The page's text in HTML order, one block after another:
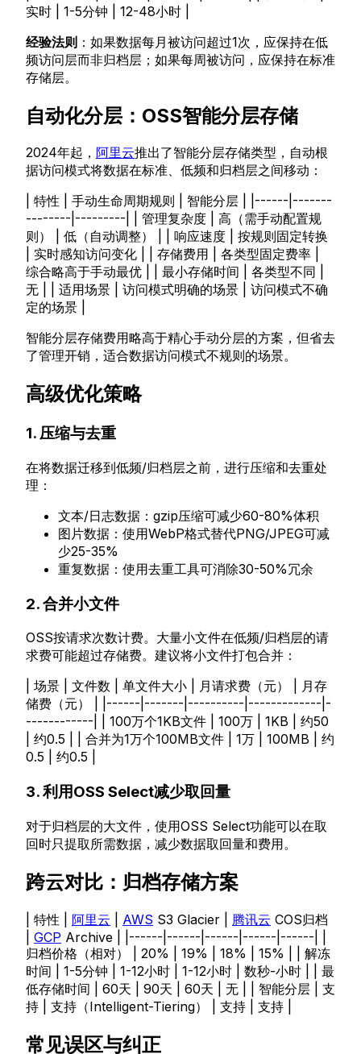
实时 | 1-5分钟 | 12-48小时 |
经验法则 ：如果数据每月被访问超过1次，应保持在低
频访问层而非归档层；如果每周被访问，应保持在标准
存储层。
自动化分层：OSS智能分层存储
2024年起， 阿里云推出了智能分层存储类型，自动根
据访问模式将数据在标准、低频和归档层之间移动：
| 特性 | 手动生命周期规则 | 智能分层 | |------|-------
--------|---------| | 管理复杂度 | 高（需手动配置规
则） | 低（自动调整） | | 响应速度 | 按规则固定转换
| 实时感知访问变化 | | 存储费用 | 各类型固定费率 |
综合略高于手动最优 | | 最小存储时间 | 各类型不同 |
无 | | 适用场景 | 访问模式明确的场景 | 访问模式不确
定的场景 |
智能分层存储费用略高于精心手动分层的方案，但省去
了管理开销，适合数据访问模式不规则的场景。
高级优化策略
1. 压缩与去重
在将数据迁移到低频/归档层之前，进行压缩和去重处
理：
文本/日志数据：gzip压缩可减少60-80%体积
图片数据：使用WebP格式替代PNG/JPEG可减
少25-35%
重复数据：使用去重工具可消除30-50%冗余
2. 合并小文件
OSS按请求次数计费。大量小文件在低频/归档层的请
求费可能超过存储费。建议将小文件打包合并：
| 场景 | 文件数 | 单文件大小 | 月请求费（元） | 月存
储费（元） | |------|-------|----------|-------------|-
------------| | 100万个1KB文件 | 100万 | 1KB | 约50
| 约0.5 | | 合并为1万个100MB文件 | 1万 | 100MB | 约
0.5 | 约0.5 |
3. 利用OSS Select减少取回量
对于归档层的大文件，使用OSS Select功能可以在取
回时只提取所需数据，减少数据取回量和费用。
跨云对比：归档存储方案
| 特性 | 阿里云 AWS S3 Glacier | 腾讯云 COS归档
GCP Archive | |------|------|------|------|------| |
归档价格（相对） | 20% | 19% | 18% | 15% | | 解冻
时间 | 1-5分钟 | 1-12小时 | 1-12小时 | 数秒-小时 | | 最
低存储时间 | 60天 | 90天 | 60天 | 无 | | 智能分层 | 支
持 | 支持（Intelligent-Tiering） | 支持 | 支持 |
常见误区与纠正